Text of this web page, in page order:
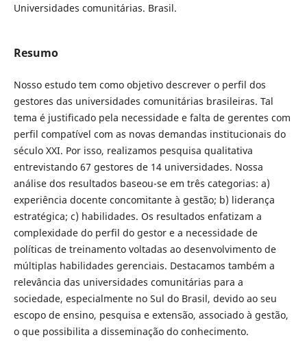
Universidades comunitárias. Brasil.
Resumo
Nosso estudo tem como objetivo descrever o perfil dos
gestores das universidades comunitárias brasileiras. Tal
tema é justificado pela necessidade e falta de gerentes com
perfil compatível com as novas demandas institucionais do
século XXI. Por isso, realizamos pesquisa qualitativa
entrevistando 67 gestores de 14 universidades. Nossa
análise dos resultados baseou-se em três categorias: a)
experiência docente concomitante à gestão; b) liderança
estratégica; c) habilidades. Os resultados enfatizam a
complexidade do perfil do gestor e a necessidade de
políticas de treinamento voltadas ao desenvolvimento de
múltiplas habilidades gerenciais. Destacamos também a
relevância das universidades comunitárias para a
sociedade, especialmente no Sul do Brasil, devido ao seu
escopo de ensino, pesquisa e extensão, associado à gestão,
o que possibilita a disseminação do conhecimento.